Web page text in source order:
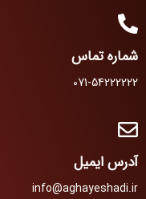
شماره تماس
071-54222222
آدرس ایمیل
info@aghayeshadi.ir